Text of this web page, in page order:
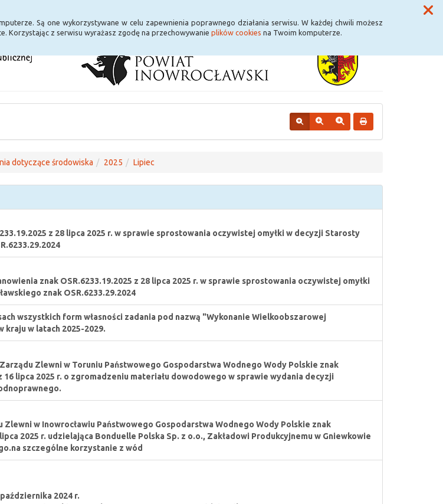
Są one wykorzystywane w celu zapewnienia poprawnego działania serwisu. W każdej chwili możesz
Korzystając z serwisu wyrażasz zgodę na przechowywanie plików cookies na Twoim komputerze.
dotyczące środowiska 2025 Lipiec
z 28 lipca 2025 r. w sprawie sprostowania oczywistej omyłki w decyzji Starosty
znak OSR.6233.19.2025 z 28 lipca 2025 r. w sprawie sprostowania oczywistej omyłki
znak OSR.6233.29.2024
wszystkich form własności zadania pod nazwą "Wykonanie Wielkoobszarowej
kraju w latach 2025-2029.
Zlewni w Toruniu Państwowego Gospodarstwa Wodnego Wody Polskie znak
16 lipca 2025 r. o zgromadzeniu materiału dowodowego w sprawie wydania decyzji
w Inowrocławiu Państwowego Gospodarstwa Wodnego Wody Polskie znak
2025 r. udzielająca Bonduelle Polska Sp. z o.o., Zakładowi Produkcyjnemu w Gniewkowie
szczególne korzystanie z wód
2024 r.